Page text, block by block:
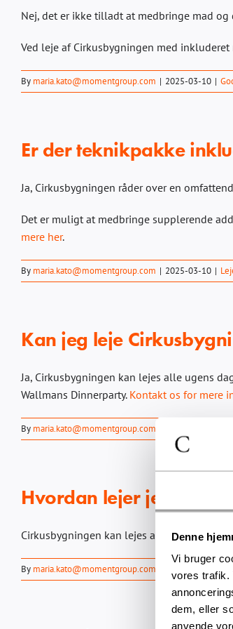
Denne
Vi bruger
vores trafik.
dem, eller
anvende
Nej, det er ikke tilladt at medbringe mad og
Ved leje af Cirkusbygningen med
By maria.kato@momentgroup.com | 2025-03-10 |
Er der teknikpakke
Ja, Cirkusbygningen råder over en
Det er muligt at medbringe supplerende
mere her.
By maria.kato@momentgroup.com | 2025-03-10 |
Kan jeg leje
Ja, Cirkusbygningen kan lejes alle ugens
Wallmans Dinnerparty. Kontakt os for mere
By maria.kato@momentgroup.com
Hvordan lejer jeg
Cirkusbygningen kan lejes af selskaber
By maria.kato@momentgroup.com |